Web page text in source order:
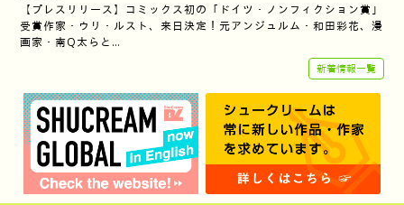
【プレスリリース】コミックス初の「ドイツ・ノンフィクション賞」
受賞作家・ウリ・ルスト、来日決定！元アンジュルム・和田彩花、漫
画家・南Q太らと…
新着情報一覧